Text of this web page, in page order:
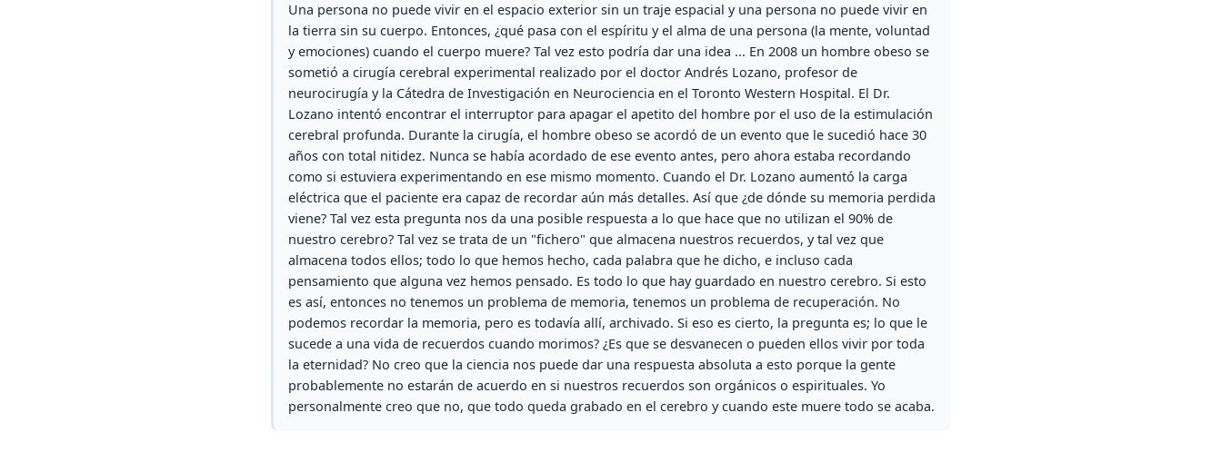
Una persona no puede vivir en el espacio exterior sin un traje espacial y una persona no puede vivir en
la tierra sin su cuerpo. Entonces, ¿qué pasa con el espíritu y el alma de una persona (la mente, voluntad
y emociones) cuando el cuerpo muere? Tal vez esto podría dar una idea ... En 2008 un hombre obeso se
sometió a cirugía cerebral experimental realizado por el doctor Andrés Lozano, profesor de
neurocirugía y la Cátedra de Investigación en Neurociencia en el Toronto Western Hospital. El Dr.
Lozano intentó encontrar el interruptor para apagar el apetito del hombre por el uso de la estimulación
cerebral profunda. Durante la cirugía, el hombre obeso se acordó de un evento que le sucedió hace 30
años con total nitidez. Nunca se había acordado de ese evento antes, pero ahora estaba recordando
como si estuviera experimentando en ese mismo momento. Cuando el Dr. Lozano aumentó la carga
eléctrica que el paciente era capaz de recordar aún más detalles. Así que ¿de dónde su memoria perdida
viene? Tal vez esta pregunta nos da una posible respuesta a lo que hace que no utilizan el 90% de
nuestro cerebro? Tal vez se trata de un "fichero" que almacena nuestros recuerdos, y tal vez que
almacena todos ellos; todo lo que hemos hecho, cada palabra que he dicho, e incluso cada
pensamiento que alguna vez hemos pensado. Es todo lo que hay guardado en nuestro cerebro. Si esto
es así, entonces no tenemos un problema de memoria, tenemos un problema de recuperación. No
podemos recordar la memoria, pero es todavía allí, archivado. Si eso es cierto, la pregunta es; lo que le
sucede a una vida de recuerdos cuando morimos? ¿Es que se desvanecen o pueden ellos vivir por toda
la eternidad? No creo que la ciencia nos puede dar una respuesta absoluta a esto porque la gente
probablemente no estarán de acuerdo en si nuestros recuerdos son orgánicos o espirituales. Yo
personalmente creo que no, que todo queda grabado en el cerebro y cuando este muere todo se acaba.